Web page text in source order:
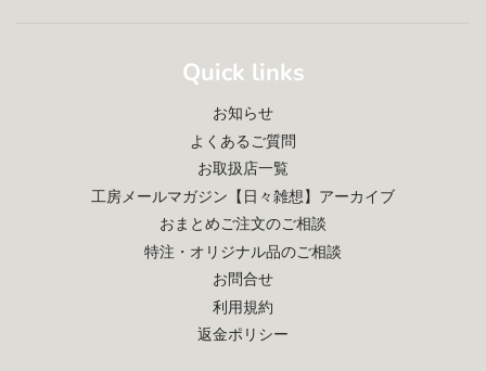
Quick links
お知らせ
よくあるご質問
お取扱店一覧
工房メールマガジン【日々雑想】アーカイブ
おまとめご注文のご相談
特注・オリジナル品のご相談
お問合せ
利用規約
返金ポリシー